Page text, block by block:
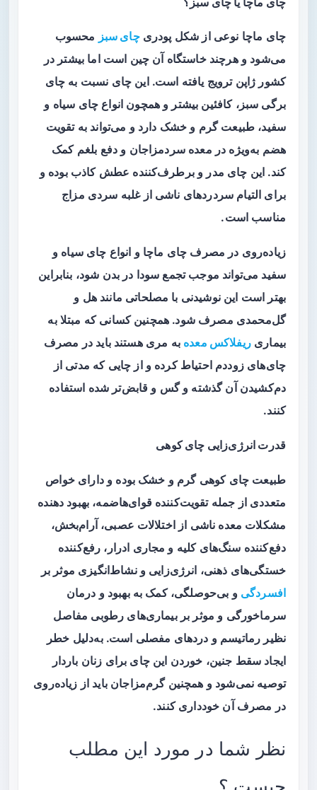
چای ماچا نوعی از شکل پودریچای سبز محسوب
می‌شود و هرچند خاستگاه آن چین است اما بیشتر در
کشور ژاپن ترویج یافته است. این چای نسبت به چای
برگی سبز، کافئین بیشتر و همچون انواع چای سیاه و
سفید، طبیعت گرم و خشک دارد و می‌تواند به تقویت
هضم به‌ویژه در معده سردمزاجان و دفع بلغم کمک
کند. این چای مدر و برطرف‌کننده عطش کاذب بوده و
برای التیام سردردهای ناشی از غلبه سردی مزاج
مناسب است.
زیاده‌روی در مصرف چای ماچا و انواع چای سیاه و
سفید می‌تواند موجب تجمع سودا در بدن شود، بنابراین
بهتر است این نوشیدنی با مصلحاتی مانند هل و
گل‌محمدی مصرف شود. همچنین کسانی که مبتلا به
بیماریریفلاکس معده به مری هستند باید در مصرف
چای‌های زوددم احتیاط کرده و از چایی که مدتی از
دم‌کشیدن آن گذشته و گس و قابض‌تر شده استفاده
کنند.
قدرت انرژی‌زایی چای کوهی
طبیعت چای کوهی گرم و خشک بوده و دارای خواص
متعددی از جمله تقویت‌کننده قوای‌هاضمه، بهبود دهنده
مشکلات معده ناشی از اختلالات عصبی، آرام‌بخش،
دفع‌کننده سنگ‌های کلیه و مجاری ادرار، رفع‌کننده
خستگی‌های ذهنی، انرژی‌زایی و نشاط‌انگیزی موثر بر
افسردگی و بی‌حوصلگی، کمک به بهبود و درمان
سرماخورگی و موثر بر بیماری‌های رطوبی مفاصل
نظیر رماتیسم و دردهای مفصلی است. به‌دلیل خطر
ایجاد سقط جنین، خوردن این چای برای زنان باردار
توصیه نمی‌شود و همچنین گرم‌مزاجان باید از زیاده‌روی
در مصرف آن خودداری کنند.
نظر شما در مورد این مطلب